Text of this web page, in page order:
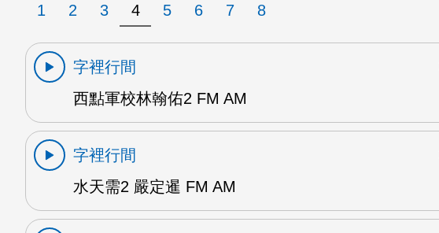
1 2 3 4 5 6 7 8
字裡行間
西點軍校林翰佑2 FM AM
字裡行間
水天需2 嚴定暹 FM AM